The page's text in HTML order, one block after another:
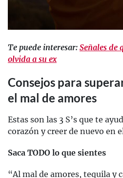
Te puede interesar: Señales de
olvida a su ex
Consejos para
el mal de amores
Estas son las 3 S’s que te
corazón y creer de nuevo en
Saca TODO lo que sientes
“Al mal de amores, tequila y